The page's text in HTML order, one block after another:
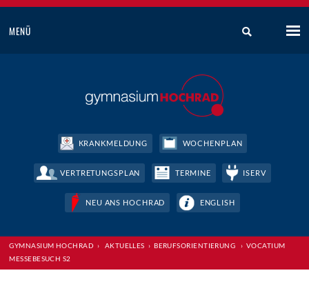
MENÜ
KRANKMELDUNG WOCHENPLAN
VERTRETUNGSPLAN TERMINE ISERV
NEU ANS HOCHRAD ENGLISH
GYMNASIUM HOCHRAD › AKTUELLES ›BERUFSORIENTIERUNG › VOCATIUM
MESSEBESUCH S2